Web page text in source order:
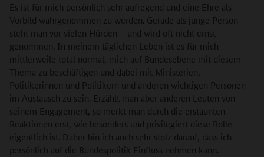
Es ist für mich persönlich sehr aufregend und eine Ehre als
Vorbild wahrgenommen zu werden. Gerade als junge Person
steht man vor vielen Hürden – und wird oft nicht ernst
genommen. In meinem täglichen Leben ist es für mich
mittlerweile total normal, mich auf Bundesebene mit diesem
Thema zu beschäftigen und dabei mit Ministerien,
Politikerinnen und Politikern und anderen wichtigen Personen
im Austausch zu sein. Erzählt man aber anderen Leuten von
seinem Engagement, so merkt man durch die erstaunten
Reaktionen erst, wie besonders und privilegiert diese Rolle
eigentlich ist. Daher bin ich auch sehr stolz darauf, dass ich
persönlich auf die Bundespolitik Einfluss nehmen kann.